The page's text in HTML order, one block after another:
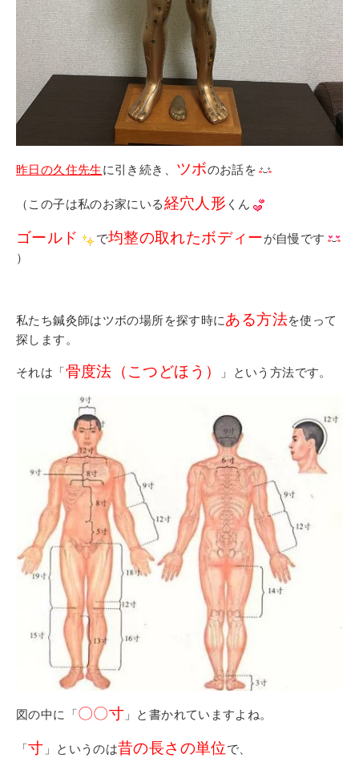
1号館総合受付：〒194-0022 東京都町田市森野1-7-8
TEL：042-729-1026 (平日8時30分〜17時30分)
昨日の久住先生に引き続き、 ツボのお話を
（この子は私のお家にいる経穴人形 くん
ゴールド で均整の取れたボディーが自慢です
）
私たち鍼灸師はツボの場所を探す時にある方法を使って
探します。
それは「骨度法（こつどほう） 」という方法です。
図の中に「〇〇寸 」と書かれていますよね。
「寸 」というのは昔の長さの単位で、